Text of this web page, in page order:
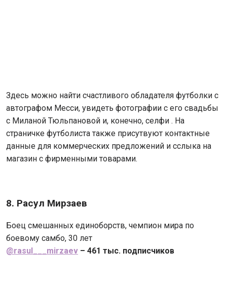
Здесь можно найти счастливого обладателя футболки с
автографом Месси, увидеть фотографии с его свадьбы
с Миланой Тюльпановой и, конечно, селфи . На
страничке футболиста также присутвуют контактные
данные для коммерческих предложений и сслыка на
магазин с фирменными товарами.
8. Расул Мирзаев
Боец смешанных единоборств, чемпион мира по
боевому самбо, 30 лет
@rasul___mirzaev – 461 тыс. подписчиков